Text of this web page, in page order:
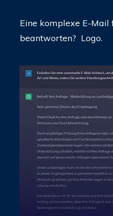
Eine komplexe E-Mail
beantworten? Logo.